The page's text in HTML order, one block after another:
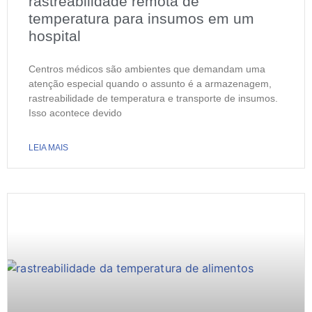
temperatura para insumos em um
hospital
Centros médicos são ambientes que demandam uma
atenção especial quando o assunto é a armazenagem,
rastreabilidade de temperatura e transporte de insumos.
Isso acontece devido
LEIA MAIS